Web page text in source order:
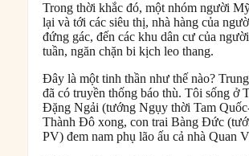
Trong thời khắc đó, một nhóm người
lại và tới các siêu thị, nhà hàng của
đứng gác, đến các khu dân cư của
tuần, ngăn chặn bi kịch leo thang.
Đây là một tinh thần như thế nào?
đã có truyền thống báo thù. Tôi sống ở
Đặng Ngải (tướng Ngụy thời Tam
Thành Đô xong, con trai Bàng Đức
PV) đem nam phụ lão ấu cả nhà Quan